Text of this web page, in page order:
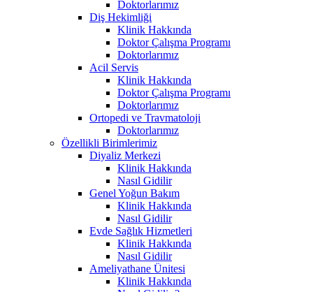
Doktorlarımız
Diş Hekimliği
Klinik Hakkında
Doktor Çalışma Programı
Doktorlarımız
Acil Servis
Klinik Hakkında
Doktor Çalışma Programı
Doktorlarımız
Ortopedi ve Travmatoloji
Doktorlarımız
Özellikli Birimlerimiz
Diyaliz Merkezi
Klinik Hakkında
Nasıl Gidilir
Genel Yoğun Bakım
Klinik Hakkında
Nasıl Gidilir
Evde Sağlık Hizmetleri
Klinik Hakkında
Nasıl Gidilir
Ameliyathane Ünitesi
Klinik Hakkında